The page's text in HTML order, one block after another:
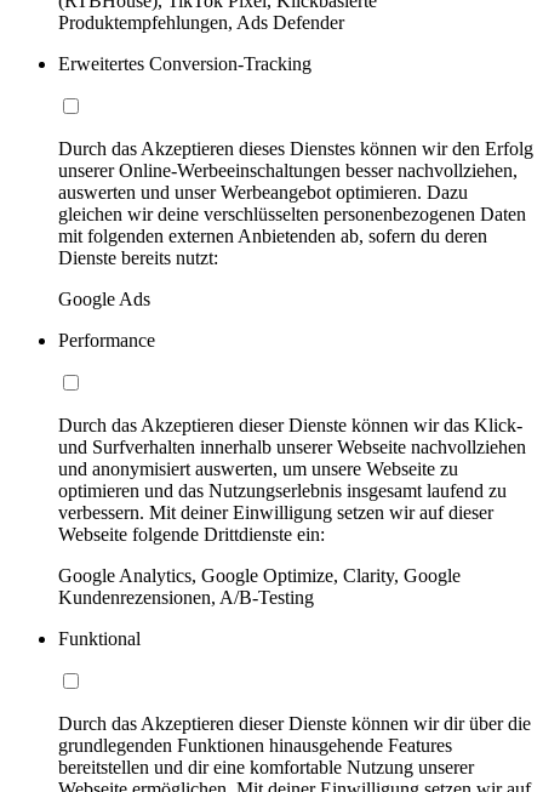
Produktempfehlungen, Ads Defender
Erweitertes Conversion-Tracking
Durch das Akzeptieren dieses Dienstes können wir den Erfolg
unserer Online-Werbeeinschaltungen besser nachvollziehen,
auswerten und unser Werbeangebot optimieren. Dazu
gleichen wir deine verschlüsselten personenbezogenen Daten
mit folgenden externen Anbietenden ab, sofern du deren
Dienste bereits nutzt:
Google Ads
Performance
Durch das Akzeptieren dieser Dienste können wir das Klick-
und Surfverhalten innerhalb unserer Webseite nachvollziehen
und anonymisiert auswerten, um unsere Webseite zu
optimieren und das Nutzungserlebnis insgesamt laufend zu
verbessern. Mit deiner Einwilligung setzen wir auf dieser
Webseite folgende Drittdienste ein:
Google Analytics, Google Optimize, Clarity, Google
Kundenrezensionen, A/B-Testing
Funktional
Durch das Akzeptieren dieser Dienste können wir dir über die
grundlegenden Funktionen hinausgehende Features
bereitstellen und dir eine komfortable Nutzung unserer